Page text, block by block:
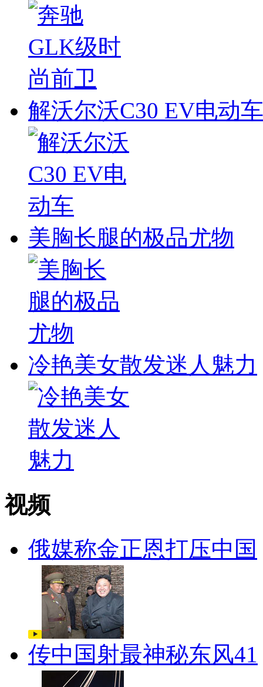
解沃尔沃C30 EV电动车
美胸长腿的极品尤物
冷艳美女散发迷人魅力
视频
俄媒称金正恩打压中国
传中国射最神秘东风41